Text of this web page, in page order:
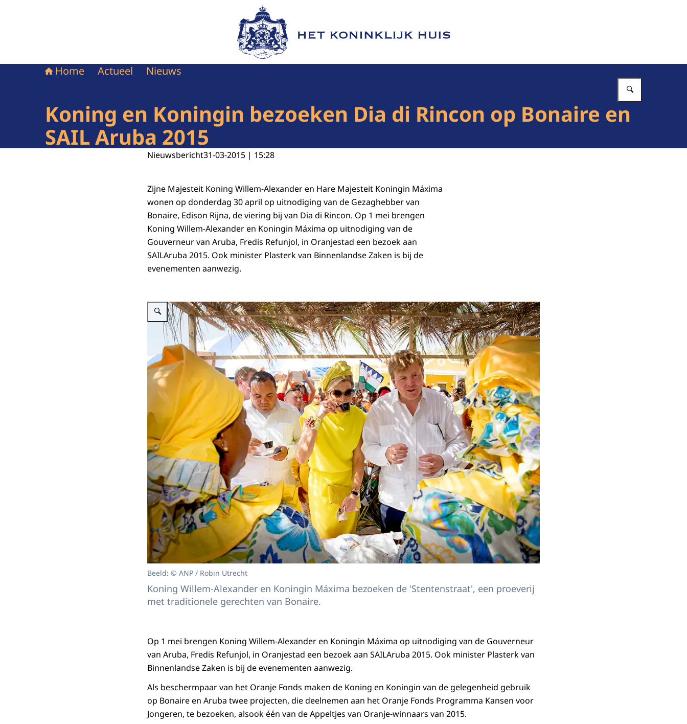
Naar de homepage van Het Koninklijk Huis
Home Actueel Nieuws
Koning en Koningin bezoeken Dia di Rincon op Bonaire en
SAIL Aruba 2015
Nieuwsbericht31-03-2015 | 15:28
Zijne Majesteit Koning Willem-Alexander en Hare Majesteit Koningin Máxima
wonen op donderdag 30 april op uitnodiging van de Gezaghebber van
Bonaire, Edison Rijna, de viering bij van Dia di Rincon. Op 1 mei brengen
Koning Willem-Alexander en Koningin Máxima op uitnodiging van de
Gouverneur van Aruba, Fredis Refunjol, in Oranjestad een bezoek aan
SAILAruba 2015. Ook minister Plasterk van Binnenlandse Zaken is bij de
evenementen aanwezig.
Vergroot afbeelding Koning Willem-Alexander en Koningin Máxima bezoeken de 'Stentenstraat', een proeverij met traditionele gerechten van Bonaire.
Beeld: © ANP / Robin Utrecht
Koning Willem-Alexander en Koningin Máxima bezoeken de 'Stentenstraat', een proeverij
met traditionele gerechten van Bonaire.
Op 1 mei brengen Koning Willem-Alexander en Koningin Máxima op uitnodiging van de Gouverneur
van Aruba, Fredis Refunjol, in Oranjestad een bezoek aan SAILAruba 2015. Ook minister Plasterk van
Binnenlandse Zaken is bij de evenementen aanwezig.
Als beschermpaar van het Oranje Fonds maken de Koning en Koningin van de gelegenheid gebruik
op Bonaire en Aruba twee projecten, die deelnemen aan het Oranje Fonds Programma Kansen voor
Jongeren, te bezoeken, alsook één van de Appeltjes van Oranje-winnaars van 2015.